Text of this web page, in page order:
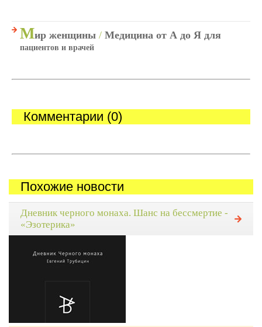
Мир женщины / Медицина от А до Я для
пациентов и врачей
Комментарии (0)
Похожие новости
Дневник черного монаха. Шанс на бессмертие -
«Эзотерика»